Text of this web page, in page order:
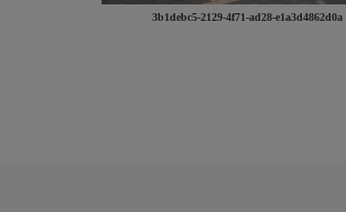
3b1debc5-2129-4f71-ad28-e1a3d4862d0a